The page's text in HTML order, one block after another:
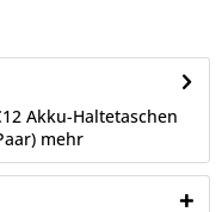
Akku-Haltetaschen
mehr